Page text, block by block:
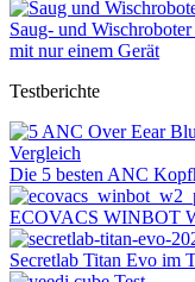
Saug- und
mit nur einem Gerät
Testberichte
Die 5 besten ANC
ECOVACS WINBOT
Secretlab Titan Evo im